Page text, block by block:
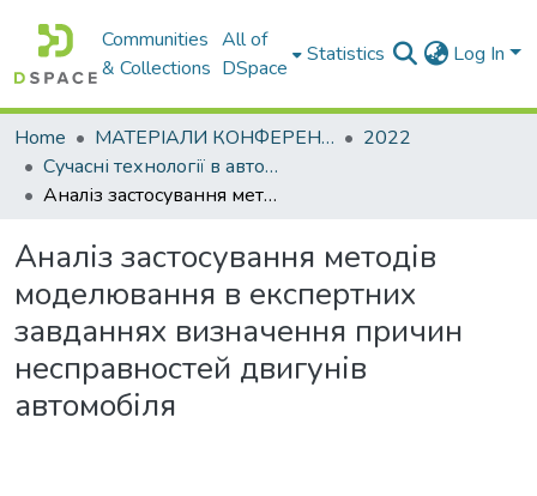
Communities
& Collections
All of
DSpace
Statistics Log In
Home МАТЕРІАЛИ КОНФЕРЕНЦІЙ
2022
Сучасні технології в автомобілебудуванні, транспорті та при підготовці фахівців
Аналіз застосування методів моделювання в експертних завданнях визначення причин несправностей двигунів автомобіля
Аналіз застосування методів
моделювання в експертних
завданнях визначення причин
несправностей двигунів
автомобіля